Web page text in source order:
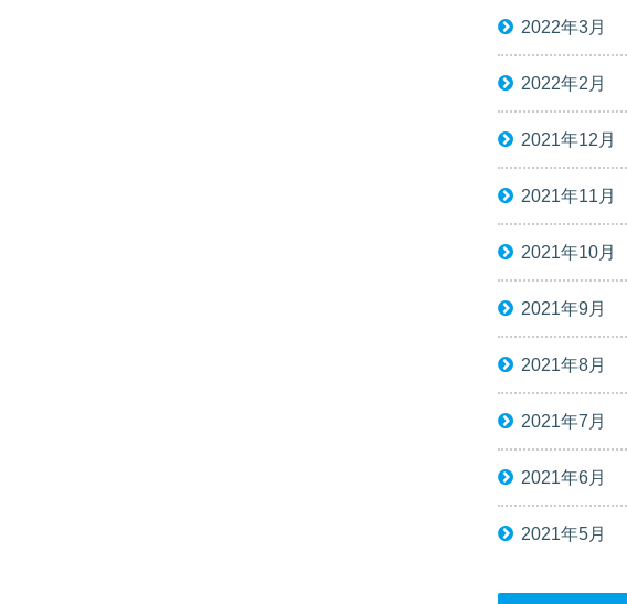
2022年3月
2022年2月
2021年12月
2021年11月
2021年10月
2021年9月
2021年8月
2021年7月
2021年6月
2021年5月